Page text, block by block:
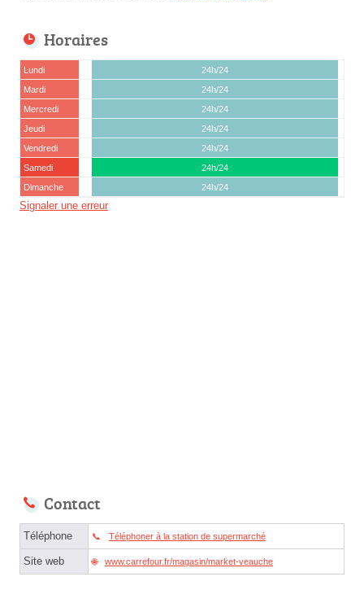
Horaires
Lundi
24h/24
Mardi
24h/24
Mercredi
24h/24
Jeudi
24h/24
Vendredi
24h/24
Samedi
24h/24
Dimanche
24h/24
Signaler une erreur
Contact
Téléphone Téléphoner à la station de supermarché
Site web www.carrefour.fr/magasin/market-veauche